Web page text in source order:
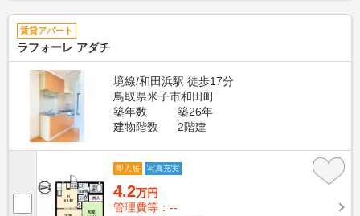
賃貸アパート
ラフォーレ アダチ
境線/和田浜駅 徒歩17分
鳥取県米子市和田町
築年数
築26年
建物階数
2階建
即入居 写真充実
4.2万円
管理費等：--